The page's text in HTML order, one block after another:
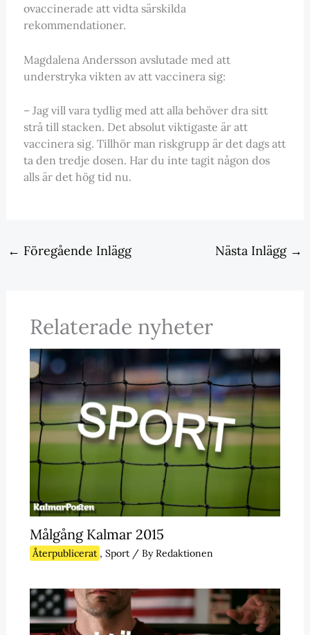
ovaccinerade att vidta särskilda
rekommendationer.
Magdalena Andersson avslutade med att
understryka vikten av att vaccinera sig:
– Jag vill vara tydlig med att alla behöver dra sitt
strå till stacken. Det absolut viktigaste är att
vaccinera sig. Tillhör man riskgrupp är det dags att
ta den tredje dosen. Har du inte tagit någon dos
alls är det hög tid nu.
← Föregående Inlägg Nästa Inlägg →
Relaterade nyheter
Målgång Kalmar 2015
Återpublicerat , Sport/ ByRedaktionen